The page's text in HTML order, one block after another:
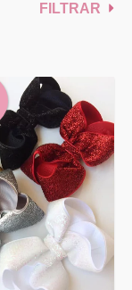
FILTRAR